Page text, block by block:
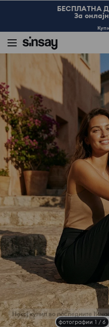
БЕСПЛАТНА
За
Slim fit цигара
фотографии 1 / 6